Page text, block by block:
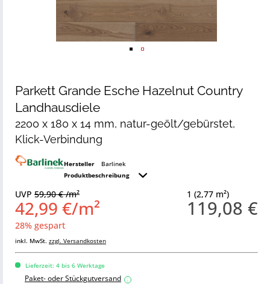
Parkett Grande Esche Hazelnut Country
Landhausdiele
2200 x 180 x 14 mm, natur-geölt/gebürstet,
Klick-Verbindung
Hersteller
Barlinek
Produktbeschreibung
1 (2,77 m²)
119,08 €
UVP 59,90 € /m²
42,99 €/m²
28% gespart
inkl. MwSt. zzgl. Versandkosten
Lieferzeit: 4 bis 6 Werktage
Paket- oder Stückgutversand i